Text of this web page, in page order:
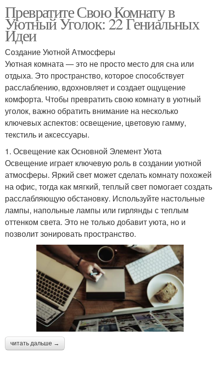
Превратите Свою Комнату в
Уютный Уголок: 22 Гениальных
Идеи
Создание Уютной Атмосферы
Уютная комната — это не просто место для сна или
отдыха. Это пространство, которое способствует
расслаблению, вдохновляет и создает ощущение
комфорта. Чтобы превратить свою комнату в уютный
уголок, важно обратить внимание на несколько
ключевых аспектов: освещение, цветовую гамму,
текстиль и аксессуары.
1. Освещение как Основной Элемент Уюта
Освещение играет ключевую роль в создании уютной
атмосферы. Яркий свет может сделать комнату похожей
на офис, тогда как мягкий, теплый свет помогает создать
расслабляющую обстановку. Используйте настольные
лампы, напольные лампы или гирлянды с теплым
оттенком света. Это не только добавит уюта, но и
позволит зонировать пространство.
читать дальше →